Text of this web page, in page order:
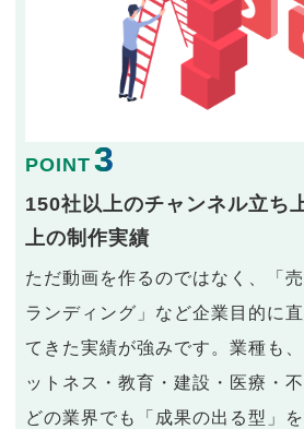
POINT 3
150社以上のチャンネル立ち
上の制作実績
ただ動画を作るのではなく、「
ランディング」など企業目的に
てきた実績が強みです。業種も
ットネス・教育・建設・医療・
どの業界でも「成果の出る型」を